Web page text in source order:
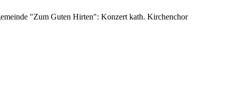
"Zum Guten Hirten": Konzert kath. Kirchenchor